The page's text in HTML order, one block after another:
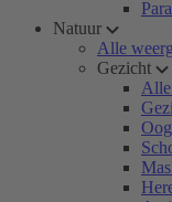
Natuur
Alle
Gezicht
Alle